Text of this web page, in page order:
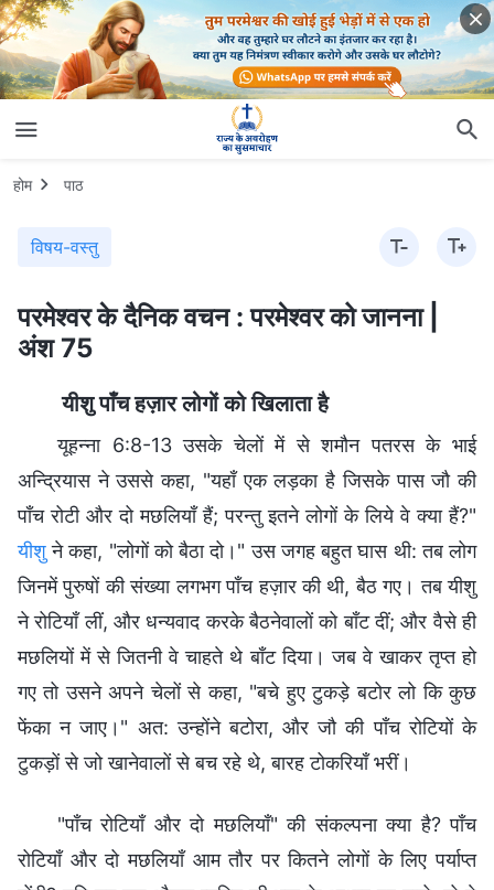
होम पाठ
विषय-वस्तु
परमेश्वर के दैनिक वचन : परमेश्वर को जानना |
अंश 75
यीशु पाँच हज़ार लोगों को खिलाता है
यूहन्ना 6:8-13 उसके चेलों में से शमौन पतरस के भाई
अन्द्रियास ने उससे कहा, "यहाँ एक लड़का है जिसके पास जौ की
पाँच रोटी और दो मछलियाँ हैं; परन्तु इतने लोगों के लिये वे क्या हैं?"
यीशुने कहा, "लोगों को बैठा दो।" उस जगह बहुत घास थी: तब लोग
जिनमें पुरुषों की संख्या लगभग पाँच हज़ार की थी, बैठ गए। तब यीशु
ने रोटियाँ लीं, और धन्यवाद करके बैठनेवालों को बाँट दीं; और वैसे ही
मछलियों में से जितनी वे चाहते थे बाँट दिया। जब वे खाकर तृप्‍त हो
गए तो उसने अपने चेलों से कहा, "बचे हुए टुकड़े बटोर लो कि कुछ
फेंका न जाए।" अत: उन्होंने बटोरा, और जौ की पाँच रोटियों के
टुकड़ों से जो खानेवालों से बच रहे थे, बारह टोकरियाँ भरीं।
"पाँच रोटियाँ और दो मछलियाँ" की संकल्पना क्या है? पाँच
रोटियाँ और दो मछलियाँ आम तौर पर कितने लोगों के लिए पर्याप्त